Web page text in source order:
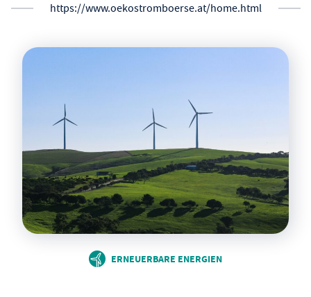
https://www.oekostromboerse.at/home.html
ERNEUERBARE ENERGIEN